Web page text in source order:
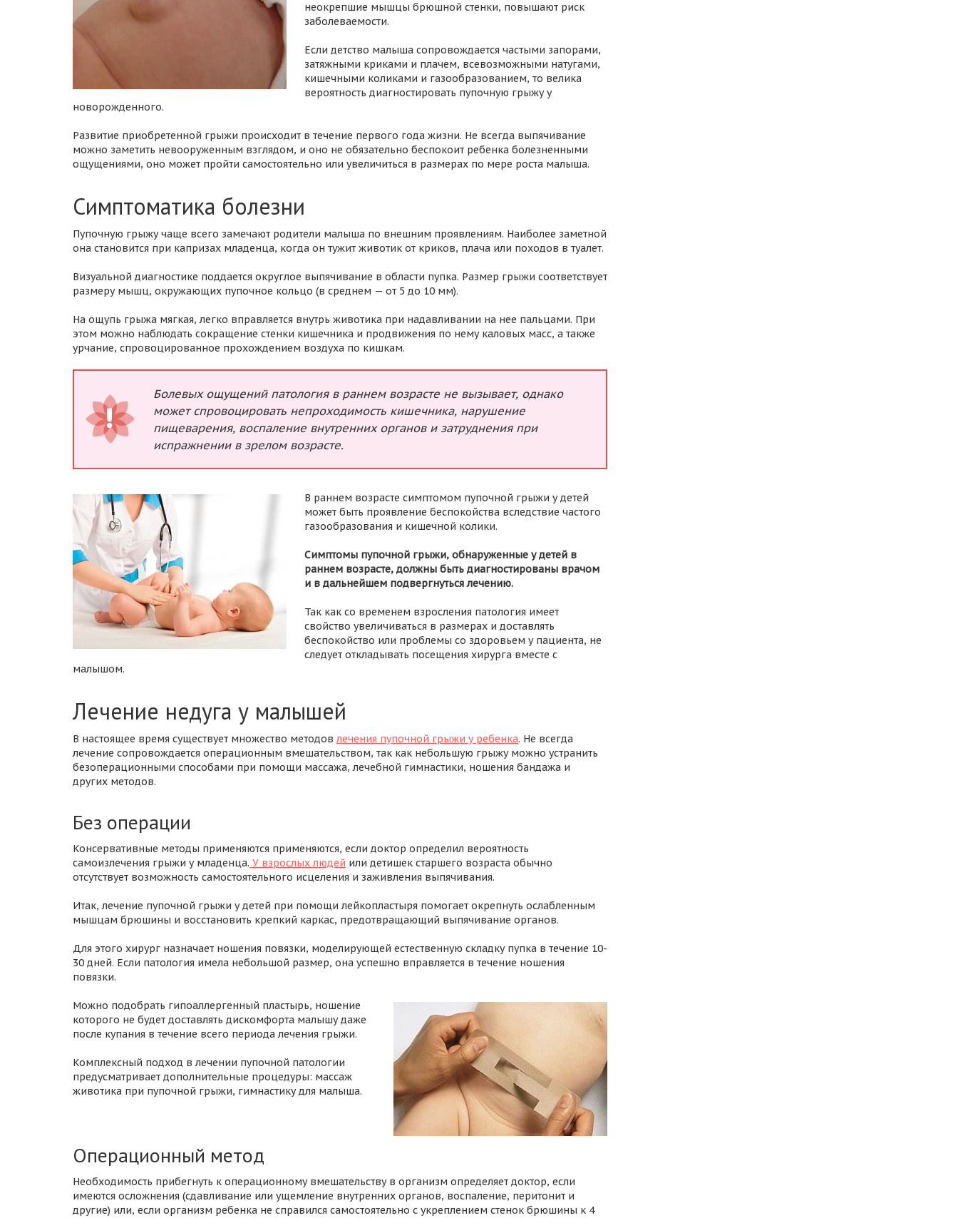
неокрепшие мышцы брюшной стенки, повышают риск
заболеваемости.
Если детство малыша сопровождается частыми запорами,
затяжными криками и плачем, всевозможными натугами,
кишечными коликами и газообразованием, то велика
вероятность диагностировать пупочную грыжу у
новорожденного.
Развитие приобретенной грыжи происходит в течение первого года жизни. Не всегда выпячивание
можно заметить невооруженным взглядом, и оно не обязательно беспокоит ребенка болезненными
ощущениями, оно может пройти самостоятельно или увеличиться в размерах по мере роста малыша.
Симптоматика болезни
Пупочную грыжу чаще всего замечают родители малыша по внешним проявлениям. Наиболее заметной
она становится при капризах младенца, когда он тужит животик от криков, плача или походов в туалет.
Визуальной диагностике поддается округлое выпячивание в области пупка. Размер грыжи соответствует
размеру мышц, окружающих пупочное кольцо (в среднем — от 5 до 10 мм).
На ощупь грыжа мягкая, легко вправляется внутрь животика при надавливании на нее пальцами. При
этом можно наблюдать сокращение стенки кишечника и продвижения по нему каловых масс, а также
урчание, спровоцированное прохождением воздуха по кишкам.
Болевых ощущений патология в раннем возрасте не вызывает, однако
может спровоцировать непроходимость кишечника, нарушение
пищеварения, воспаление внутренних органов и затруднения при
испражнении в зрелом возрасте.
В раннем возрасте симптомом пупочной грыжи у детей
может быть проявление беспокойства вследствие частого
газообразования и кишечной колики.
Симптомы пупочной грыжи, обнаруженные у детей в
раннем возрасте, должны быть диагностированы врачом
и в дальнейшем подвергнуться лечению.
Так как со временем взросления патология имеет
свойство увеличиваться в размерах и доставлять
беспокойство или проблемы со здоровьем у пациента, не
следует откладывать посещения хирурга вместе с
малышом.
Лечение недуга у малышей
В настоящее время существует множество методовлечения пупочной грыжи у ребенка. Не всегда
лечение сопровождается операционным вмешательством, так как небольшую грыжу можно устранить
безоперационными способами при помощи массажа, лечебной гимнастики, ношения бандажа и
других методов.
Без операции
Консервативные методы применяются применяются, если доктор определил вероятность
самоизлечения грыжи у младенца. У взрослых людей или детишек старшего возраста обычно
отсутствует возможность самостоятельного исцеления и заживления выпячивания.
Итак, лечение пупочной грыжи у детей при помощи лейкопластыря помогает окрепнуть ослабленным
мышцам брюшины и восстановить крепкий каркас, предотвращающий выпячивание органов.
Для этого хирург назначает ношения повязки, моделирующей естественную складку пупка в течение 10-
30 дней. Если патология имела небольшой размер, она успешно вправляется в течение ношения
повязки.
Можно подобрать гипоаллергенный пластырь, ношение
которого не будет доставлять дискомфорта малышу даже
после купания в течение всего периода лечения грыжи.
Комплексный подход в лечении пупочной патологии
предусматривает дополнительные процедуры: массаж
животика при пупочной грыжи, гимнастику для малыша.
Операционный метод
Необходимость прибегнуть к операционному вмешательству в организм определяет доктор, если
имеются осложнения (сдавливание или ущемление внутренних органов, воспаление, перитонит и
другие) или, если организм ребенка не справился самостоятельно с укреплением стенок брюшины к 4